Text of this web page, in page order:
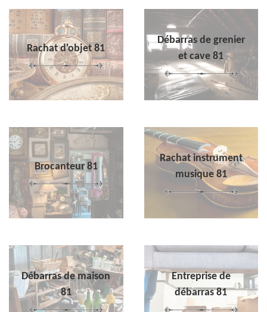
Rachat d'objet 81
Débarras de grenier
et cave 81
Brocanteur 81
Rachat instrument
musique 81
Débarras de maison
81
Entreprise de
débarras 81